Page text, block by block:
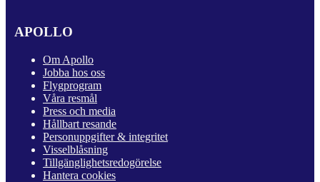
APOLLO
Om Apollo
Jobba hos oss
Flygprogram
Våra resmål
Press och media
Hållbart resande
Personuppgifter & integritet
Visselblåsning
Tillgänglighetsredogörelse
Hantera cookies